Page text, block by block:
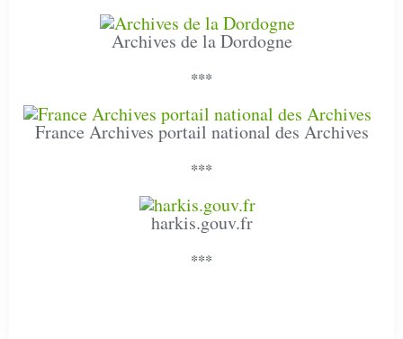
Archives de la Dordogne
***
France Archives portail national des Archives
***
harkis.gouv.fr
***